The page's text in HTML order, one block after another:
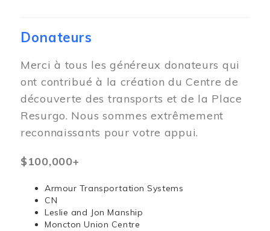
Donateurs
Merci à tous les généreux donateurs qui
ont contribué à la création du Centre de
découverte des transports et de la Place
Resurgo. Nous sommes extrêmement
reconnaissants pour votre appui.
$100,000+
Armour Transportation Systems
CN
Leslie and Jon Manship
Moncton Union Centre